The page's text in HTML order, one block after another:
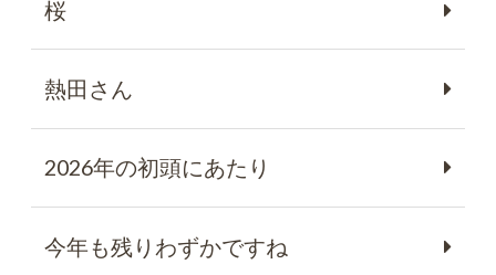
桜
熱田さん
2026年の初頭にあたり
今年も残りわずかですね